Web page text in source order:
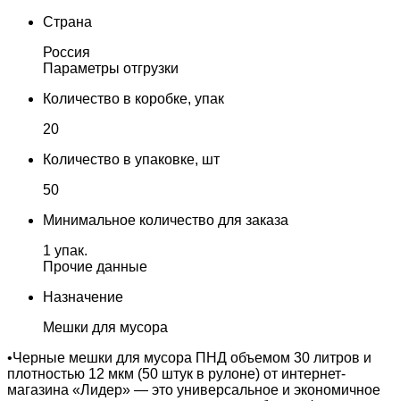
Страна
Россия
Параметры отгрузки
Количество в коробке, упак
20
Количество в упаковке, шт
50
Минимальное количество для заказа
1 упак.
Прочие данные
Назначение
Мешки для мусора
•Черные мешки для мусора ПНД объемом 30 литров и
плотностью 12 мкм (50 штук в рулоне) от интернет-
магазина «Лидер» — это универсальное и экономичное